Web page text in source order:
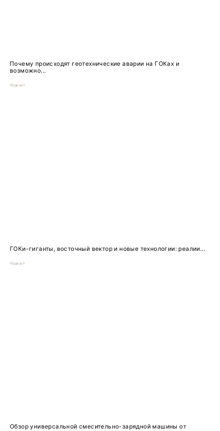
Почему происходят геотехнические аварии на ГОКах и
возможно...
Подкаст
ГОКи-гиганты, восточный вектор и новые технологии: реалии...
Подкаст
Обзор универсальной смесительно-зарядной машины от